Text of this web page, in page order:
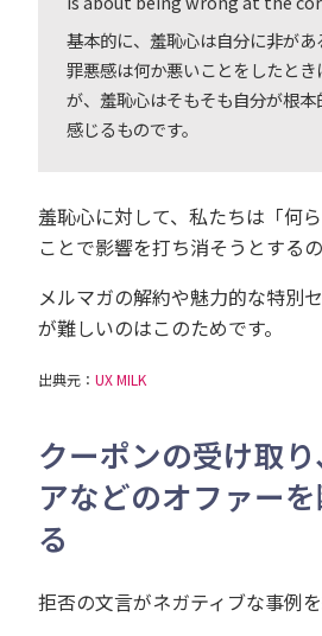
基本的に、羞恥心は自分に非があ
罪悪感は何か悪いことをしたと
が、羞恥心はそもそも自分が根本
感じるものです。
羞恥心に対して、私たちは「何
ことで影響を打ち消そうとするの
メルマガの解約や魅力的な特別
が難しいのはこのためです。
出典元： UX MILK
クーポンの受け取
アなどのオファー
る
拒否の文言がネガティブな事例